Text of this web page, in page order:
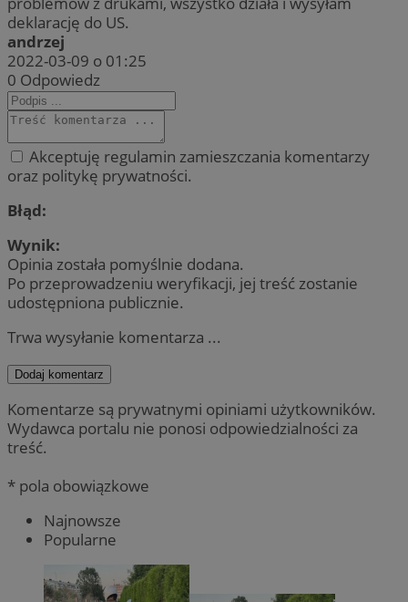
deklarację do US.
andrzej
2022-03-09 o 01:25
0 Odpowiedz
Akceptuję regulamin zamieszczania komentarzy
oraz politykę prywatności.
Błąd:
Wynik:
Opinia została pomyślnie dodana.
Po przeprowadzeniu weryfikacji, jej treść zostanie
udostępniona publicznie.
Trwa wysyłanie komentarza ...
Dodaj komentarz
Komentarze są prywatnymi opiniami użytkowników.
Wydawca portalu nie ponosi odpowiedzialności za
treść.
* pola obowiązkowe
Najnowsze
Popularne